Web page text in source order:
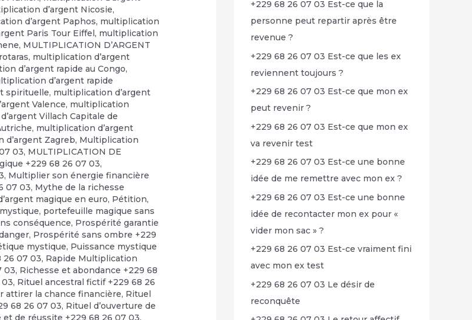
d’argent Nicosie,
d’argent Paphos, multiplication
Paris Tour Eiffel, multiplication
, MULTIPLICATION D’ARGENT
, multiplication d’argent
d’argent rapide au Congo,
d’argent rapide
spirituelle, multiplication d’argent
Valence, multiplication
Villach Capitale de
, multiplication d’argent
d’argent Zagreb, Multiplication
03, MULTIPLICATION DE
+229 68 26 07 03,
, Multiplier son énergie financière
07 03, Mythe de la richesse
magique en euro, Pétition,
, portefeuille magique sans
conséquence, Prospérité garantie
, Prospérité sans ombre +229
mystique, Puissance mystique
26 07 03, Rapide Multiplication
03, Richesse et abondance +229 68
, Rituel ancestral fictif +229 68 26
attirer la chance financière, Rituel
68 26 07 03, Rituel d’ouverture de
de réussite +229 68 26 07 03,
+229 68 26 07 03 Est-ce que la
personne peut repartir après être
revenue ?
+229 68 26 07 03 Est-ce que les ex
reviennent toujours ?
+229 68 26 07 03 Est-ce que mon ex
peut revenir ?
+229 68 26 07 03 Est-ce que mon ex
va revenir test
+229 68 26 07 03 Est-ce une bonne
idée de me remettre avec mon ex ?
+229 68 26 07 03 Est-ce une bonne
idée de recontacter mon ex pour «
vider mon sac » ?
+229 68 26 07 03 Est-ce vraiment fini
avec mon ex test
+229 68 26 07 03 Le désir de
reconquête